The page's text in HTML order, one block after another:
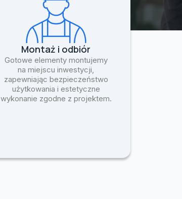
Montaż i odbiór
Gotowe elementy montujemy
na miejscu inwestycji,
zapewniając bezpieczeństwo
użytkowania i estetyczne
wykonanie zgodne z projektem.